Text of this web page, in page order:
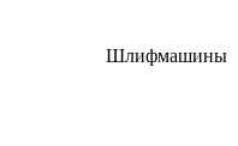
Шлифмашины